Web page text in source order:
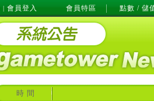
| 會員登入 會員特區 點數 / 儲
時 間